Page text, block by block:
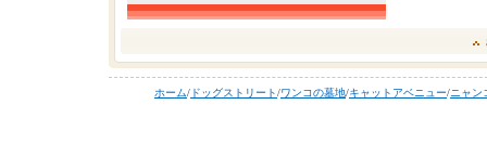
ホーム/ ドッグストリート/ワンコの墓地/キャットアベニュー/ニャン